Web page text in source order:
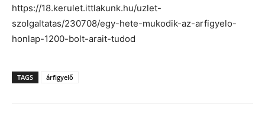
https://18.kerulet.ittlakunk.hu/uzlet-
szolgaltatas/230708/egy-hete-mukodik-az-arfigyelo-
honlap-1200-bolt-arait-tudod
TAGS árfigyelő